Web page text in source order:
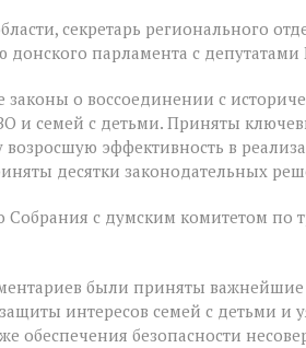
секретарь регионального
парламента с депутатами
о воссоединении с
и семей с детьми. Приняты
эффективность в
десятки законодательных
с думским комитетом по
были приняты важнейшие
интересов семей с детьми и
обеспечения безопасности